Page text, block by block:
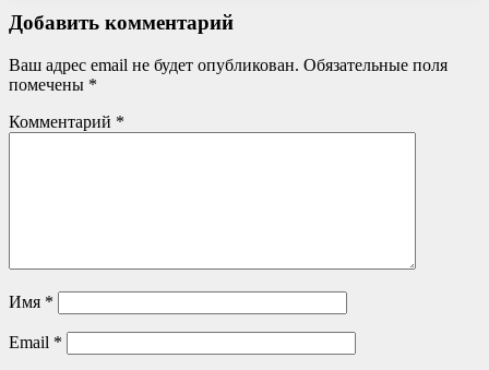
Добавить комментарий
Ваш адрес email не будет опубликован. Обязательные поля
помечены *
Комментарий *
Имя *
Email *